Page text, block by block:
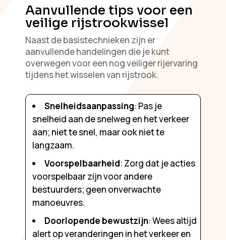
Aanvullende tips voor een
veilige rijstrookwissel
Naast de basistechnieken zijn er
aanvullende handelingen die je kunt
overwegen voor een nog veiliger rijervaring
tijdens het wisselen van rijstrook.
Snelheidsaanpassing: Pas je
snelheid aan de snelweg en het verkeer
aan; niet te snel, maar ook niet te
langzaam.
Voorspelbaarheid: Zorg dat je acties
voorspelbaar zijn voor andere
bestuurders; geen onverwachte
manoeuvres.
Doorlopende bewustzijn: Wees altijd
alert op veranderingen in het verkeer en